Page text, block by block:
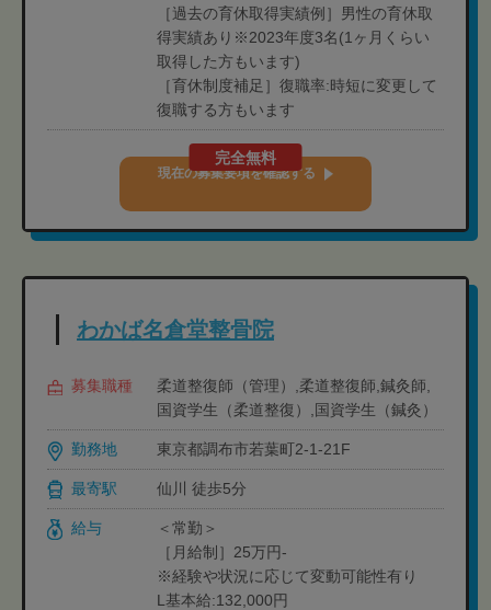
［過去の育休取得実績例］男性の育休取
得実績あり※2023年度3名(1ヶ月くらい
取得した方もいます)
［育休制度補足］復職率:時短に変更して
復職する方もいます
完全無料
現在の募集要項を確認する
わかば名倉堂整骨院
募集職種
柔道整復師（管理）,柔道整復師,鍼灸師,
国資学生（柔道整復）,国資学生（鍼灸）
勤務地 東京都調布市若葉町2-1-21F
最寄駅 仙川 徒歩5分
給与
＜常勤＞
［月給制］25万円-
※経験や状況に応じて変動可能性有り
L基本給:132,000円